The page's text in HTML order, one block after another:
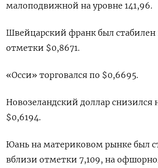
малоподвижной на уровне 141,96.
Швейцарский франк был стабилен
отметки $0,8671​.
«Осси» торговался по $0,6695​.
Новозеландский доллар снизился
$0,6194​.
Юань на материковом рынке был
вблизи отметки 7,109​, на